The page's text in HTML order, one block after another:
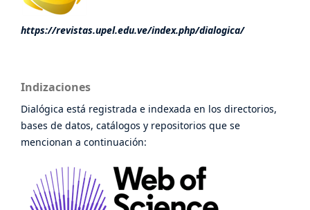
https://revistas.upel.edu.ve/index.php/dialogica/
Indizaciones
Dialógica está registrada e indexada en los directorios,
bases de datos, catálogos y repositorios que se
mencionan a continuación: